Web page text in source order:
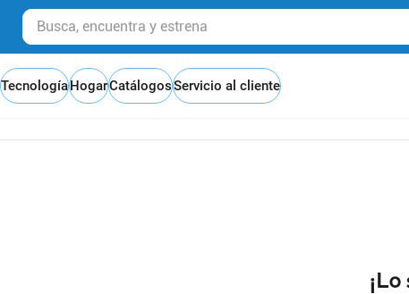
Busca, encuentra y estrena
TecnologíaHogarCatálogosServicio al cliente